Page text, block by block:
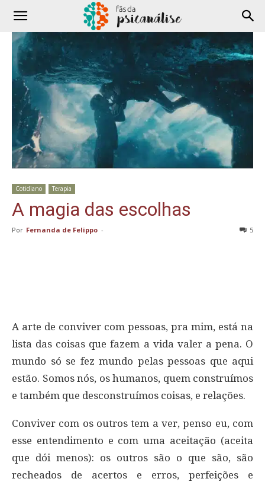
Cotidiano Terapia
A magia das escolhas
Por Fernanda de Felippo - 5
A arte de conviver com pessoas, pra mim, está na
lista das coisas que fazem a vida valer a pena. O
mundo só se fez mundo pelas pessoas que aqui
estão. Somos nós, os humanos, quem construímos
e também que desconstruímos coisas, e relações.
Conviver com os outros tem a ver, penso eu, com
esse entendimento e com uma aceitação (aceita
que dói menos): os outros são o que são, são
recheados de acertos e erros, perfeições e